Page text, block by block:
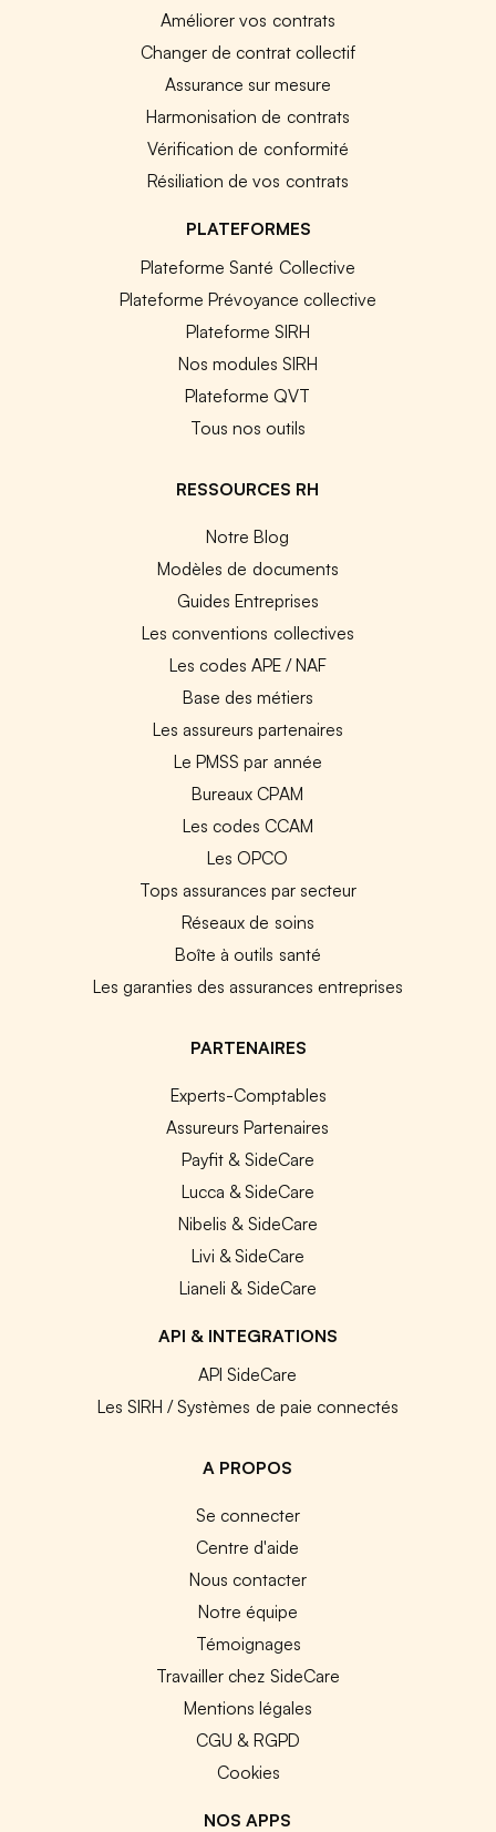
Améliorer vos contrats
Changer de contrat collectif
Assurance sur mesure
Harmonisation de contrats
Vérification de conformité
Résiliation de vos contrats
PLATEFORMES
Plateforme Santé Collective
Plateforme Prévoyance collective
Plateforme SIRH
Nos modules SIRH
Plateforme QVT
Tous nos outils
RESSOURCES RH
Notre Blog
Modèles de documents
Guides Entreprises
Les conventions collectives
Les codes APE / NAF
Base des métiers
Les assureurs partenaires
Le PMSS par année
Bureaux CPAM
Les codes CCAM
Les OPCO
Tops assurances par secteur
Réseaux de soins
Boîte à outils santé
Les garanties des assurances entreprises
PARTENAIRES
Experts-Comptables
Assureurs Partenaires
Payfit & SideCare
Lucca & SideCare
Nibelis & SideCare
Livi & SideCare
Lianeli & SideCare
API & INTEGRATIONS
API SideCare
Les SIRH / Systèmes de paie connectés
A PROPOS
Se connecter
Centre d'aide
Nous contacter
Notre équipe
Témoignages
Travailler chez SideCare
Mentions légales
CGU & RGPD
Cookies
NOS APPS